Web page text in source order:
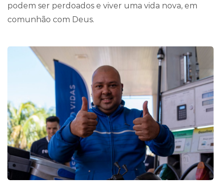
podem ser perdoados e viver uma vida nova, em
comunhão com Deus.